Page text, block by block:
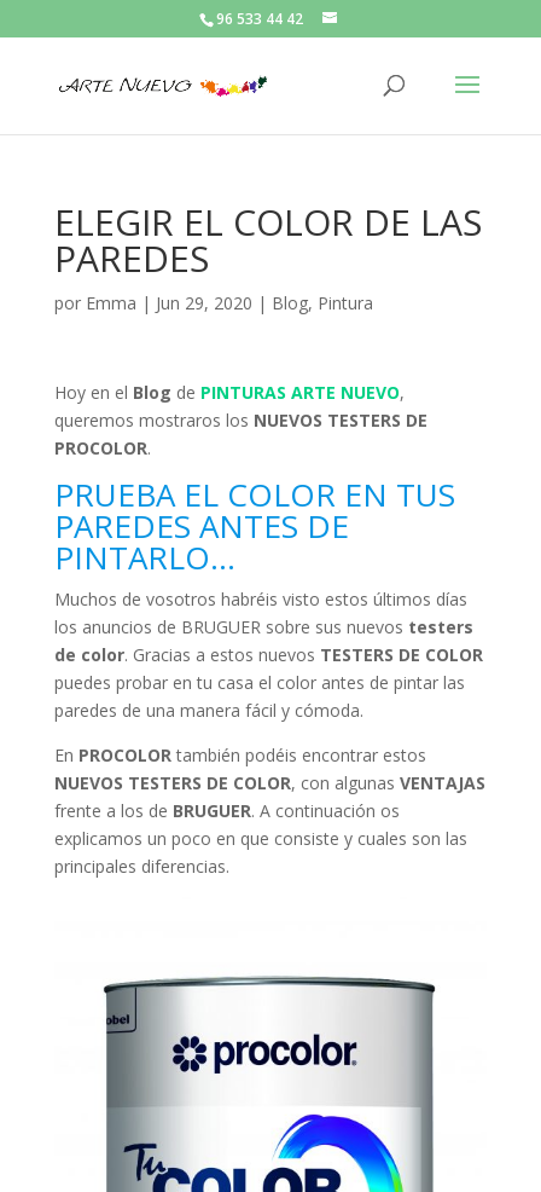
96 533 44 42
ELEGIR EL COLOR DE LAS
PAREDES
por Emma | Jun 29, 2020 | Blog, Pintura
Hoy en el Blog de PINTURAS ARTE NUEVO,
queremos mostraros los NUEVOS TESTERS DE
PROCOLOR.
PRUEBA EL COLOR EN TUS
PAREDES ANTES DE
PINTARLO…
Muchos de vosotros habréis visto estos últimos días
los anuncios de BRUGUER sobre sus nuevos testers
de color. Gracias a estos nuevos TESTERS DE COLOR
puedes probar en tu casa el color antes de pintar las
paredes de una manera fácil y cómoda.
En PROCOLORtambién podéis encontrar estos
NUEVOS TESTERS DE COLOR, con algunas VENTAJAS
frente a los de BRUGUER. A continuación os
explicamos un poco en que consiste y cuales son las
principales diferencias.